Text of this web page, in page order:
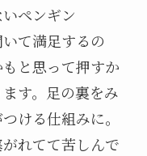
ペンギン
て満足するの
もと思って押すか
す。足の裏をみ
ける仕組みに。
れてて苦しんで